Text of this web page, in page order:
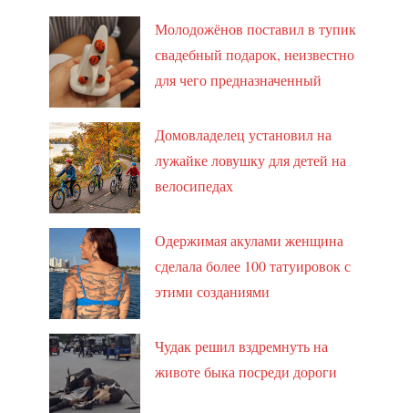
Молодожёнов поставил в тупик
свадебный подарок, неизвестно
для чего предназначенный
Домовладелец установил на
лужайке ловушку для детей на
велосипедах
Одержимая акулами женщина
сделала более 100 татуировок с
этими созданиями
Чудак решил вздремнуть на
животе быка посреди дороги